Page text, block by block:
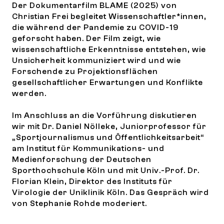
Der Dokumentarfilm BLAME (2025) von
Christian Frei begleitet Wissenschaftler*innen,
die während der Pandemie zu COVID-19
geforscht haben. Der Film zeigt, wie
wissenschaftliche Erkenntnisse entstehen, wie
Unsicherheit kommuniziert wird und wie
Forschende zu Projektionsflächen
gesellschaftlicher Erwartungen und Konflikte
werden.
Im Anschluss an die Vorführung diskutieren
wir mit Dr. Daniel Nölleke, Juniorprofessor für
„Sportjournalismus und Öffentlichkeitsarbeit“
am Institut für Kommunikations- und
Medienforschung der Deutschen
Sporthochschule Köln und mit Univ.-Prof. Dr.
Florian Klein, Direktor des Instituts für
Virologie der Uniklinik Köln. Das Gespräch wird
von Stephanie Rohde moderiert.